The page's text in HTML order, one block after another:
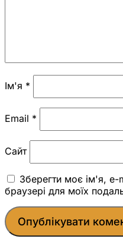
Ім'я *
Email *
Сайт
Зберегти моє ім'я, e-
браузері для моїх